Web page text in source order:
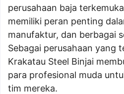
perusahaan baja
memiliki peran penting
manufaktur, dan berbagai
Sebagai perusahaan yang
Krakatau Steel Binjai
para profesional muda
tim mereka.